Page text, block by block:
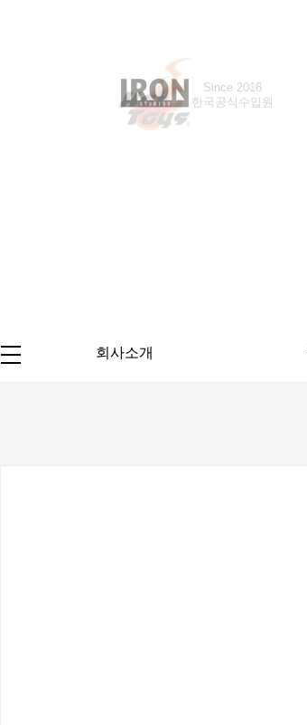
Since 2016
한국공식수입원
회사소개